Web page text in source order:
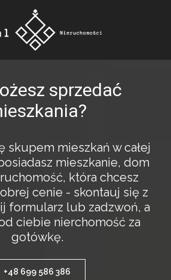
sprzedać
skupem mieszkań w całej
mieszkanie, dom
która chcesz
cenie - skontauj się z
formularz lub zadzwoń, a
ciebie nierchomość za
gotówkę.
+48 699 586 386